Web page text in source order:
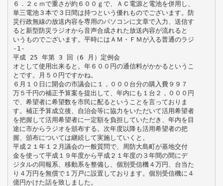
６．２ｃｍで重さが約６００ｇで、ＡＣ電源と電池を併用し、
単三電池３本で３日間は持つという優れものでございます。防
災行政無線の放送内容を専用のパソコンに文章で入力、送信す
ると新型防災ラジオから音声合成された放送内容が流れると
いうものでございます。平時にはＡＭ・ＦＭが入る普通のラジ
-1-
平成 25 年第 3 回（6 月）定例会
オとして使用出来ると。年６００円の通信料がかかるというこ
とです。月５０円ですかね。
６月１０日に開会の市議会に１，０００台分の購入費９９７
万５千円の補正予算案を提出して、年内にも１台２，０００円
で、希望者に希望数を市民に配るということを言っておりま
す。補正予算成立後、自治会等に協力をいただいて活用希望者
を把握して活用希望者に一定額を負担していただき、年内を目
途に市からラジオを頒布する。次年度以降も活用希望者の把
握、頒布については継続して実施していくと。
平成２１年１２月議会の一般質問で、周防大島町が基地交付
金を使って平成１９年度から平成２１年度の３年間の間にデ
ジタルの同報系、移動系を整備し、個別受信機４万円、台当た
り４万円を無償で１万戸に設置しております。個別受信機に４
億円かけた話を致しました。